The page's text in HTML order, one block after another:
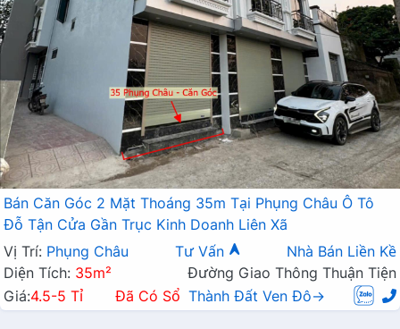
Bán Căn Góc 2 Mặt Thoáng 35m Tại Phụng Châu Ô Tô
Đỗ Tận Cửa Gần Trục Kinh Doanh Liên Xã
Vị Trí: Phụng Châu Tư Vấn
Nhà Bán Liền Kề
Diện Tích: 35m²
Đường Giao Thông Thuận Tiện
Giá:4.5-5 Tỉ Đã Có Sổ Thành Đất Ven Đô→